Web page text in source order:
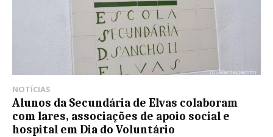
NOTÍCIAS
Alunos da Secundária de Elvas colaboram
com lares, associações de apoio social e
hospital em Dia do Voluntário